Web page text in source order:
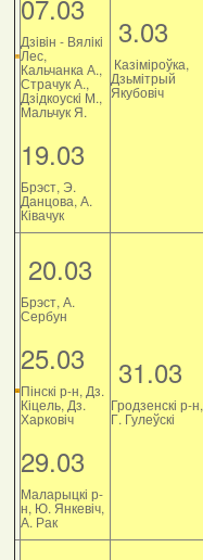
07.03
Дзiвiн - Вялiкi
Лес,
Кальчанка А.,
Страчук А.,
Дзiдкоускi М.,
Мальчук Я.
19.03
Брэст, Э.
Данцова, А.
Ківачук
3.03
Казіміроўка,
Дзьмітрый
Якубовіч
20.03
Брэст, А.
Сербун
25.03
Пінскі р-н, Дз.
Кіцель, Дз.
Харковіч
29.03
Маларыцкі р-
н, Ю. Янкевіч,
А. Рак
31.03
Гродзенскі р-н,
Г. Гулеўскі